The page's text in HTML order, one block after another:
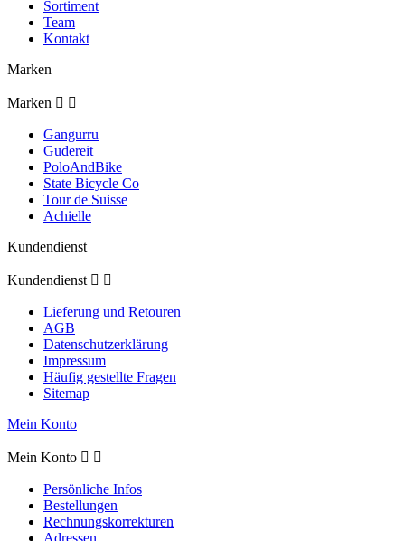
Sortiment
Team
Kontakt
Marken
Marken  
Gangurru
Gudereit
PoloAndBike
State Bicycle Co
Tour de Suisse
Achielle
Kundendienst
Kundendienst  
Lieferung und Retouren
AGB
Datenschutzerklärung
Impressum
Häufig gestellte Fragen
Sitemap
Mein Konto
Mein Konto  
Persönliche Infos
Bestellungen
Rechnungskorrekturen